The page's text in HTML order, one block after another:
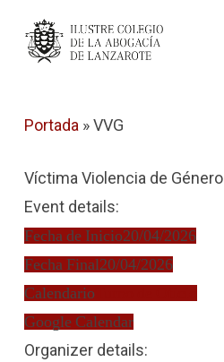
Portada »VVG
Víctima Violencia de Género
Event details:
Fecha de Inicio20/04/2026
Fecha Final20/04/2026
Calendario
Google Calendar
Organizer details: